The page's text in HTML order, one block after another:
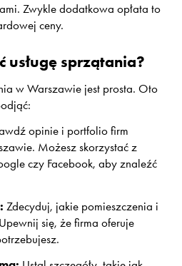
Zwykle dodatkowa opłata to
ceny.
sprzątania?
w Warszawie jest prosta. Oto
opinie i portfolio firm
Możesz skorzystać z
czy Facebook, aby znaleźć
Zdecyduj, jakie pomieszczenia i
się, że firma oferuje